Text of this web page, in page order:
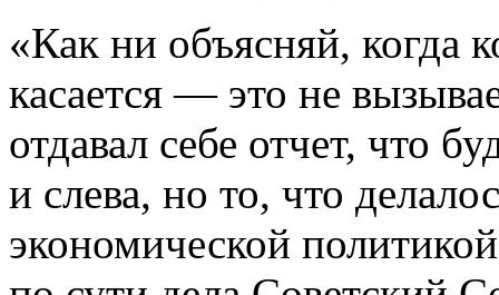
«Как ни объясняй, когда
касается — это не
отдавал себе отчет, что
и слева, но то, что
экономической